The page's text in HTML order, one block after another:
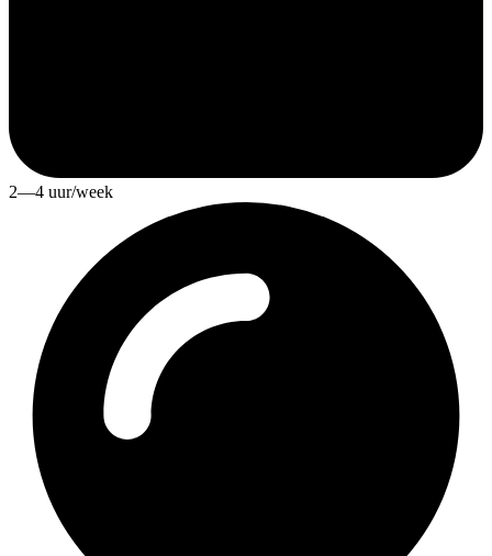
2—4 uur/week